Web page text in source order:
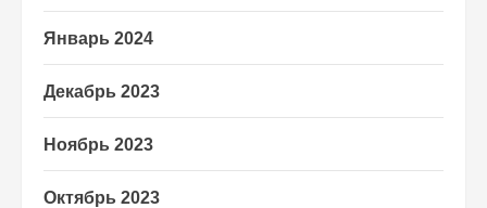
Январь 2024
Декабрь 2023
Ноябрь 2023
Октябрь 2023